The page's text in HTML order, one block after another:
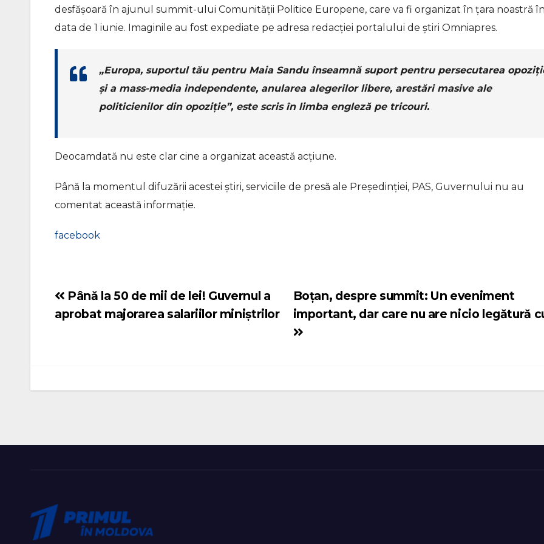
desfășoară în ajunul summit-ului Comunității Politice Europene, care va fi organizat în țara noastră
data de 1 iunie. Imaginile au fost expediate pe adresa redacției portalului de știri Omniapres.
„Europa, suportul tău pentru Maia Sandu înseamnă suport pentru persecutarea
și a mass-media independente, anularea alegerilor libere, arestări masive ale
politicienilor din opoziție”, este scris în limba engleză pe tricouri.
Deocamdată nu este clar cine a organizat această acțiune.
Până la momentul difuzării acestei știri, serviciile de presă ale Președinției, PAS, Guvernului nu au
comentat această informație.
facebook
Navigare
în
Boțan, despre summit: Un eveniment
important, dar care nu are nicio legătură
Până la 50 de mii de lei! Guvernul a
aprobat majorarea salariilor miniștrilor